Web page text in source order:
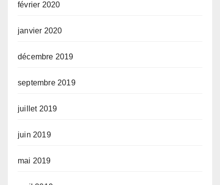
février 2020
janvier 2020
décembre 2019
septembre 2019
juillet 2019
juin 2019
mai 2019